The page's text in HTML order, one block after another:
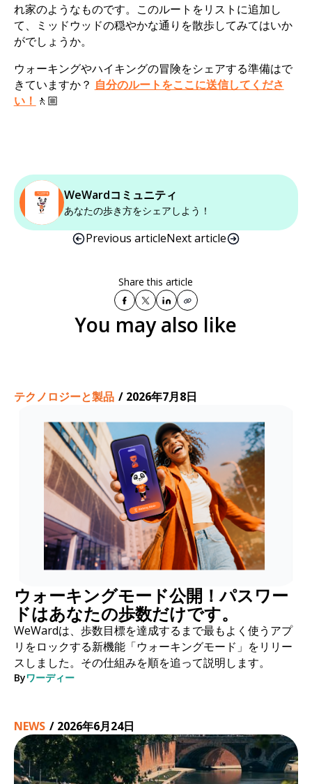
れ家のようなものです。このルートをリストに追加し
て、ミッドウッドの穏やかな通りを散歩してみてはいか
がでしょうか。
ウォーキングやハイキングの冒険をシェアする準備はで
きていますか？ 自分のルートをここに送信してくださ
い！ 🚶🏼
WeWardコミュニティ
あなたの歩き方をシェアしよう！
Previous articleNext article
Share this article
You may also like
テクノロジーと製品 / 2026年7月8日
ウォーキングモード公開！パスワー
ドはあなたの歩数だけです。
WeWardは、歩数目標を達成するまで最もよく使うアプ
リをロックする新機能「ウォーキングモード」をリリー
スしました。その仕組みを順を追って説明します。
Byワーディー
NEWS / 2026年6月24日